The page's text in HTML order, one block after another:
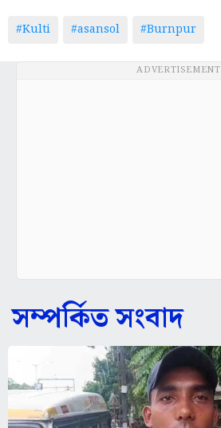
#Kulti #asansol #Burnpur
ADVERTISEMENT
সম্পর্কিত সংবাদ